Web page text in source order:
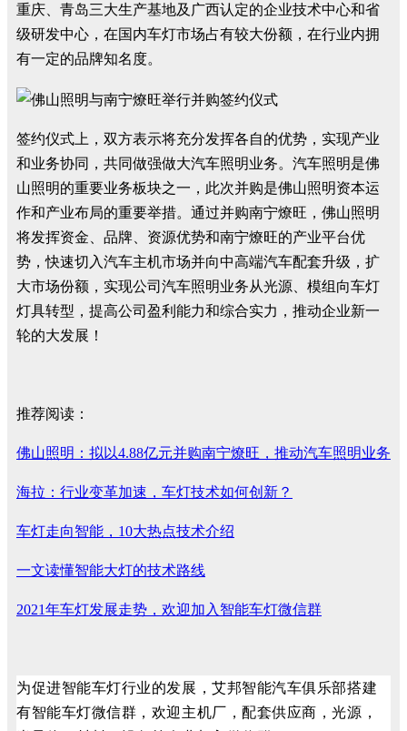
重庆、青岛三大生产基地及广西认定的企业技术中心和省
级研发中心，在国内车灯市场占有较大份额，在行业内拥
有一定的品牌知名度。
签约仪式上，双方表示将充分发挥各自的优势，实现产业
和业务协同，共同做强做大汽车照明业务。汽车照明是佛
山照明的重要业务板块之一，此次并购是佛山照明资本运
作和产业布局的重要举措。通过并购南宁燎旺，佛山照明
将发挥资金、品牌、资源优势和南宁燎旺的产业平台优
势，快速切入汽车主机市场并向中高端汽车配套升级，扩
大市场份额，实现公司汽车照明业务从光源、模组向车灯
灯具转型，提高公司盈利能力和综合实力，推动企业新一
轮的大发展！
推荐阅读：
佛山照明：拟以4.88亿元并购南宁燎旺，推动汽车照明业务
海拉：行业变革加速，车灯技术如何创新？
车灯走向智能，10大热点技术介绍
一文读懂智能大灯的技术路线
2021年车灯发展走势，欢迎加入智能车灯微信群
为促进智能车灯行业的发展，艾邦智能汽车俱乐部搭建
有智能车灯微信群，欢迎主机厂，配套供应商，光源，